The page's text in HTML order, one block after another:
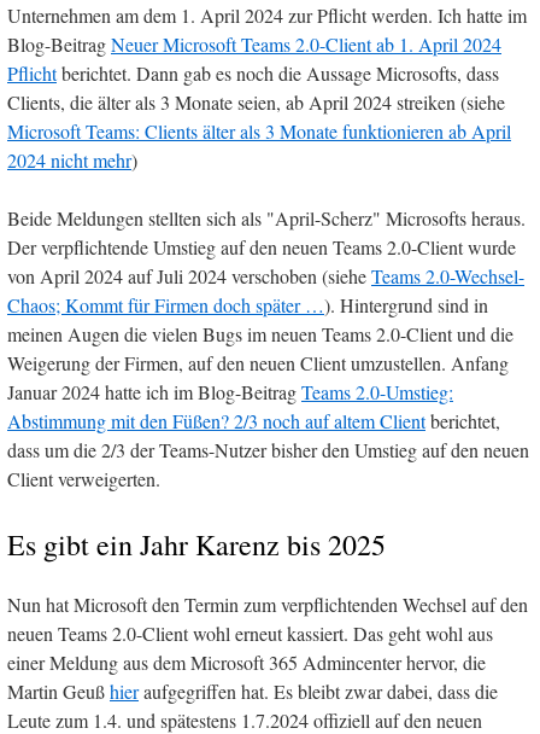
Unternehmen am dem 1. April 2024 zur Pflicht werden. Ich hatte im
Blog-BeitragNeuer Microsoft Teams 2.0-Client ab 1. April 2024
Pflichtberichtet. Dann gab es noch die Aussage Microsofts, dass
Clients, die älter als 3 Monate seien, ab April 2024 streiken (siehe
Microsoft Teams: Clients älter als 3 Monate funktionieren ab April
2024 nicht mehr)
Beide Meldungen stellten sich als "April-Scherz" Microsofts heraus.
Der verpflichtende Umstieg auf den neuen Teams 2.0-Client wurde
von April 2024 auf Juli 2024 verschoben (sieheTeams 2.0-Wechsel-
Chaos; Kommt für Firmen doch später …). Hintergrund sind in
meinen Augen die vielen Bugs im neuen Teams 2.0-Client und die
Weigerung der Firmen, auf den neuen Client umzustellen. Anfang
Januar 2024 hatte ich im Blog-BeitragTeams 2.0-Umstieg:
Abstimmung mit den Füßen? 2/3 noch auf altem Clientberichtet,
dass um die 2/3 der Teams-Nutzer bisher den Umstieg auf den neuen
Client verweigerten.
Es gibt ein Jahr Karenz bis 2025
Nun hat Microsoft den Termin zum verpflichtenden Wechsel auf den
neuen Teams 2.0-Client wohl erneut kassiert. Das geht wohl aus
einer Meldung aus dem Microsoft 365 Admincenter hervor, die
Martin Geußhieraufgegriffen hat. Es bleibt zwar dabei, dass die
Leute zum 1.4. und spätestens 1.7.2024 offiziell auf den neuen